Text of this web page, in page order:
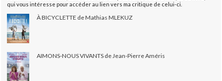
qui vous intéresse pour accéder au lien vers ma critique de celui-ci.
À BICYCLETTE de Mathias MLEKUZ
AIMONS-NOUS VIVANTS de Jean-Pierre Améris